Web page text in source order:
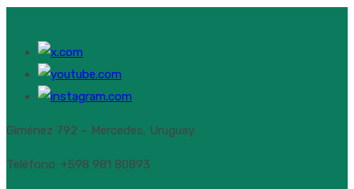
Giménez 792 – Mercedes, Uruguay.
Teléfono: +598 981 80893